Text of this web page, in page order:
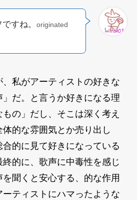
すね。
originated
私がアーティストの好きな
だ。と言うか好きになる理
の」だし、そこは深く考え
的な雰囲気とか売り出し
的に見て好きになっている
的に、歌声に中毒性を感じ
聞くと安心する、的な作用
ティストにハマったような